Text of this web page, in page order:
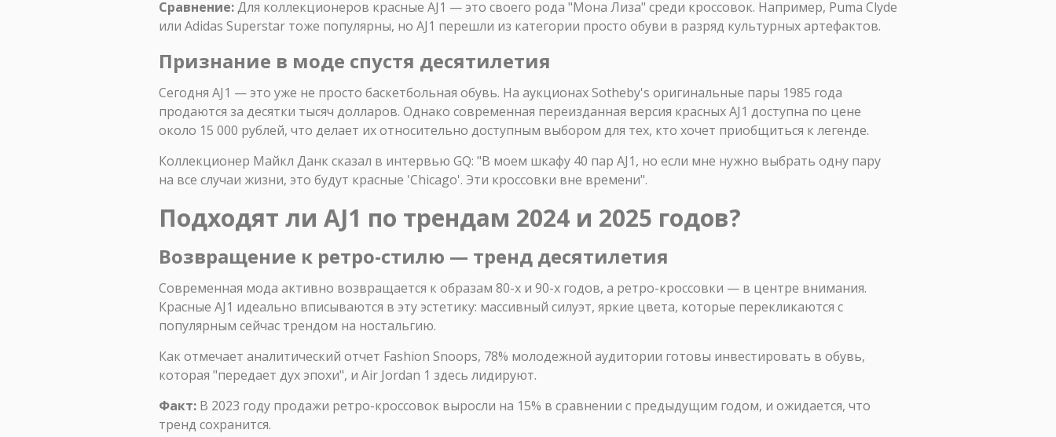
Сравнение:Для коллекционеров красные AJ1 — это своего рода "Мона Лиза" среди кроссовок. Например, Puma Clyde
или Adidas Superstar тоже популярны, но AJ1 перешли из категории просто обуви в разряд культурных артефактов.
Признание в моде спустя десятилетия
Сегодня AJ1 — это уже не просто баскетбольная обувь. На аукционах Sotheby's оригинальные пары 1985 года
продаются за десятки тысяч долларов. Однако современная переизданная версия красных AJ1 доступна по цене
около 15 000 рублей, что делает их относительно доступным выбором для тех, кто хочет приобщиться к легенде.
Коллекционер Майкл Данк сказал в интервью GQ: "В моем шкафу 40 пар AJ1, но если мне нужно выбрать одну пару
на все случаи жизни, это будут красные 'Chicago'. Эти кроссовки вне времени".
Подходят ли AJ1 по трендам 2024 и 2025 годов?
Возвращение к ретро-стилю — тренд десятилетия
Современная мода активно возвращается к образам 80-х и 90-х годов, а ретро-кроссовки — в центре внимания.
Красные AJ1 идеально вписываются в эту эстетику: массивный силуэт, яркие цвета, которые перекликаются с
популярным сейчас трендом на ностальгию.
Как отмечает аналитический отчет Fashion Snoops, 78% молодежной аудитории готовы инвестировать в обувь,
которая "передает дух эпохи", и Air Jordan 1 здесь лидируют.
Факт: В 2023 году продажи ретро-кроссовок выросли на 15% в сравнении с предыдущим годом, и ожидается, что
тренд сохранится.